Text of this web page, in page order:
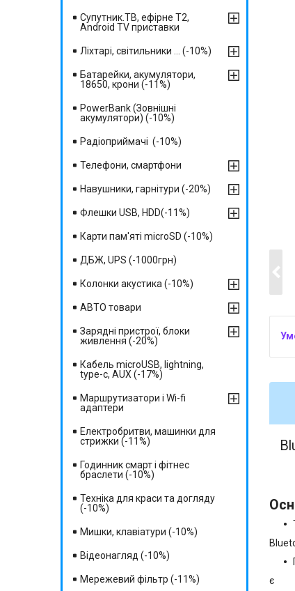
є
Супутник.ТВ, ефірне Т2,
Android TV приставки
Ліхтарі, світильники ... (-10%)
Батарейки, акумулятори,
18650, крони (-11%)
PowerBank (Зовнішні
акумулятори) (-10%)
Радіоприймачі (-10%)
Телефони, смартфони
Навушники, гарнітури (-20%)
Флешки USB, HDD(-11%)
Карти пам'яті microSD (-10%)
ДБЖ, UPS (-1000грн)
Колонки акустика (-10%)
АВТО товари
Зарядні пристрої, блоки
живлення (-20%)
Кабель microUSB, lightning,
type-c, AUX (-17%)
Маршрутизатори і Wi-fi
адаптери
Електробритви, машинки для
стрижки (-11%)
Годинник смарт і фітнес
браслети (-10%)
Техніка для краси та догляду
(-10%)
Мишки, клавіатури (-10%)
Відеонагляд (-10%)
Мережевий фільтр (-11%)